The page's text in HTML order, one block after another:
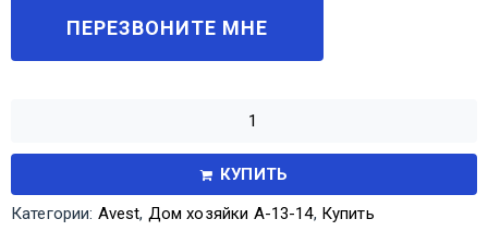
КУПИТЬ
Категории: Avest, Дом хозяйки А-13-14, Купить